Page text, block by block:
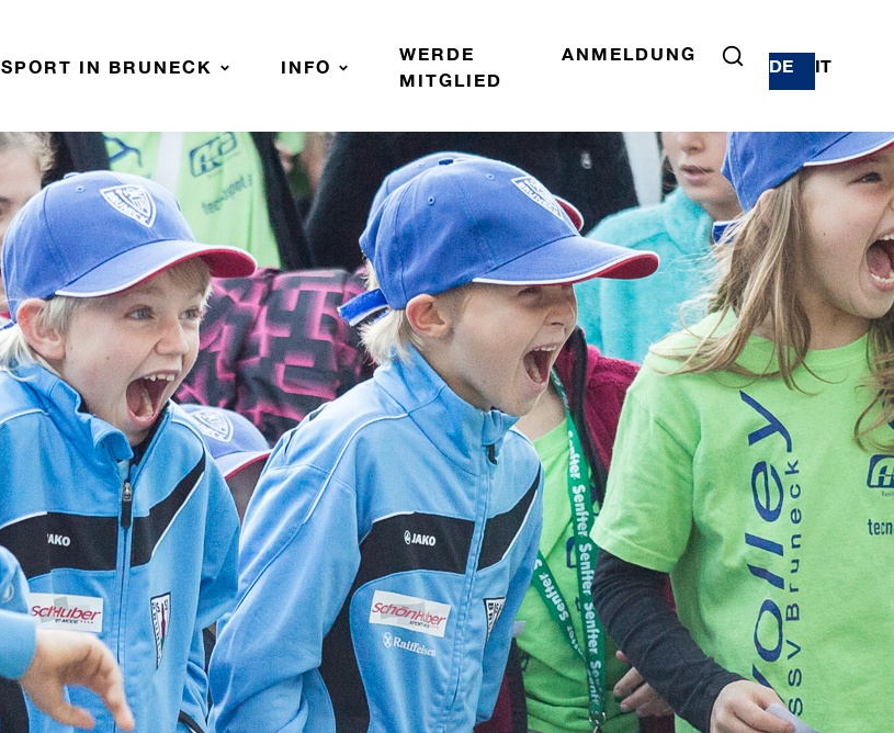
SPORT IN BRUNECK INFO
WERDE
MITGLIED
ANMELDUNG
DE IT